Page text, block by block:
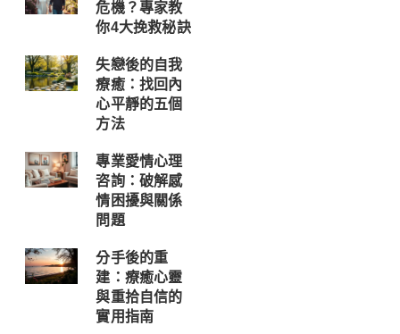
危機？專家教
你4大挽救秘訣
失戀後的自我
療癒：找回內
心平靜的五個
方法
專業愛情心理
咨詢：破解感
情困擾與關係
問題
分手後的重
建：療癒心靈
與重拾自信的
實用指南